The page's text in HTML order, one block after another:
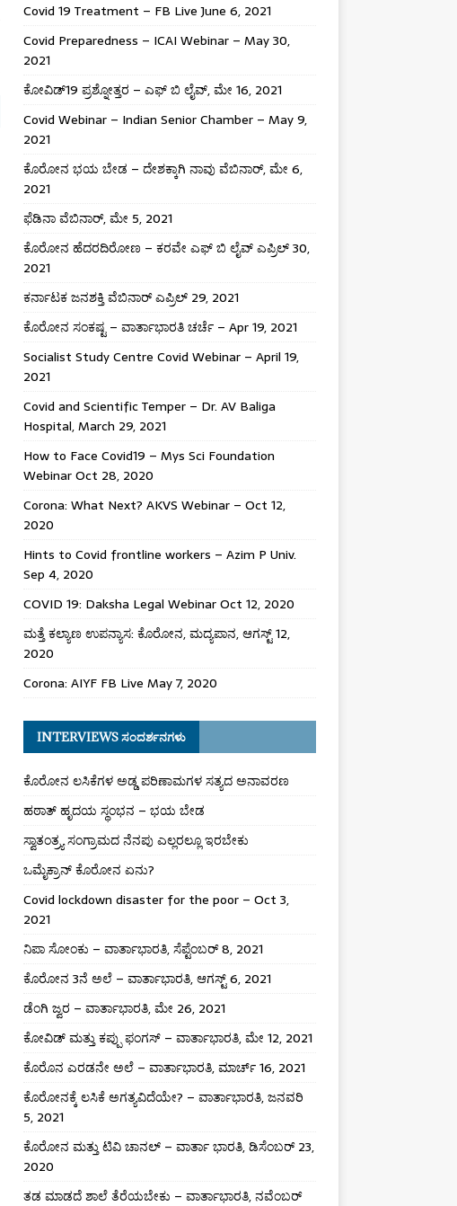
Covid 19 Treatment – FB Live June 6, 2021
Covid Preparedness – ICAI Webinar – May 30,
2021
ಕೋವಿಡ್19 ಪ್ರಶ್ನೋತ್ತರ – ಎಫ್ ಬಿ ಲೈವ್, ಮೇ 16, 2021
Covid Webinar – Indian Senior Chamber – May 9,
2021
ಕೊರೋನ ಭಯ ಬೇಡ – ದೇಶಕ್ಕಾಗಿ ನಾವು ವೆಬಿನಾರ್, ಮೇ 6,
2021
ಫೆಡಿನಾ ವೆಬಿನಾರ್, ಮೇ 5, 2021
ಕೊರೋನ ಹೆದರದಿರೋಣ – ಕರವೇ ಎಫ್ ಬಿ ಲೈವ್ ಎಪ್ರಿಲ್ 30,
2021
ಕರ್ನಾಟಕ ಜನಶಕ್ತಿ ವೆಬಿನಾರ್ ಎಪ್ರಿಲ್ 29, 2021
ಕೊರೋನ ಸಂಕಷ್ಟ – ವಾರ್ತಾಭಾರತಿ ಚರ್ಚೆ – Apr 19, 2021
Socialist Study Centre Covid Webinar – April 19,
2021
Covid and Scientific Temper – Dr. AV Baliga
Hospital, March 29, 2021
How to Face Covid19 – Mys Sci Foundation
Webinar Oct 28, 2020
Corona: What Next? AKVS Webinar – Oct 12,
2020
Hints to Covid frontline workers – Azim P Univ.
Sep 4, 2020
COVID 19: Daksha Legal Webinar Oct 12, 2020
ಮತ್ತೆ ಕಲ್ಯಾಣ ಉಪನ್ಯಾಸ: ಕೊರೋನ, ಮದ್ಯಪಾನ, ಆಗಸ್ಟ್ 12,
2020
Corona: AIYF FB Live May 7, 2020
INTERVIEWS ಸಂದರ್ಶನಗಳು
ಕೊರೋನ ಲಸಿಕೆಗಳ ಅಡ್ಡ ಪರಿಣಾಮಗಳ ಸತ್ಯದ ಅನಾವರಣ
ಹಠಾತ್ ಹೃದಯ ಸ್ಥಂಭನ – ಭಯ ಬೇಡ
ಸ್ವಾತಂತ್ರ್ಯ ಸಂಗ್ರಾಮದ ನೆನಪು ಎಲ್ಲರಲ್ಲೂ ಇರಬೇಕು
ಒಮೈಕ್ರಾನ್ ಕೊರೋನ ಏನು?
Covid lockdown disaster for the poor – Oct 3,
2021
ನಿಪಾ ಸೋಂಕು – ವಾರ್ತಾಭಾರತಿ, ಸೆಪ್ಟೆಂಬರ್ 8, 2021
ಕೊರೋನ 3ನೆ ಅಲೆ – ವಾರ್ತಾಭಾರತಿ, ಆಗಸ್ಟ್ 6, 2021
ಡೆಂಗಿ ಜ್ವರ – ವಾರ್ತಾಭಾರತಿ, ಮೇ 26, 2021
ಕೋವಿಡ್ ಮತ್ತು ಕಪ್ಪು ಫಂಗಸ್ – ವಾರ್ತಾಭಾರತಿ, ಮೇ 12, 2021
ಕೊರೊನ ಎರಡನೇ ಅಲೆ – ವಾರ್ತಾಭಾರತಿ, ಮಾರ್ಚ್ 16, 2021
ಕೊರೋನಕ್ಕೆ ಲಸಿಕೆ ಅಗತ್ಯವಿದೆಯೇ? – ವಾರ್ತಾಭಾರತಿ, ಜನವರಿ
5, 2021
ಕೊರೋನ ಮತ್ತು ಟಿವಿ ಚಾನಲ್ – ವಾರ್ತಾ ಭಾರತಿ, ಡಿಸೆಂಬರ್ 23,
2020
ತಡ ಮಾಡದೆ ಶಾಲೆ ತೆರೆಯಬೇಕು – ವಾರ್ತಾಭಾರತಿ, ನವೆಂಬರ್